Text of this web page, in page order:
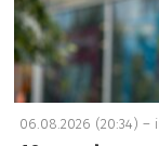
06.08.2026 (20:34) –